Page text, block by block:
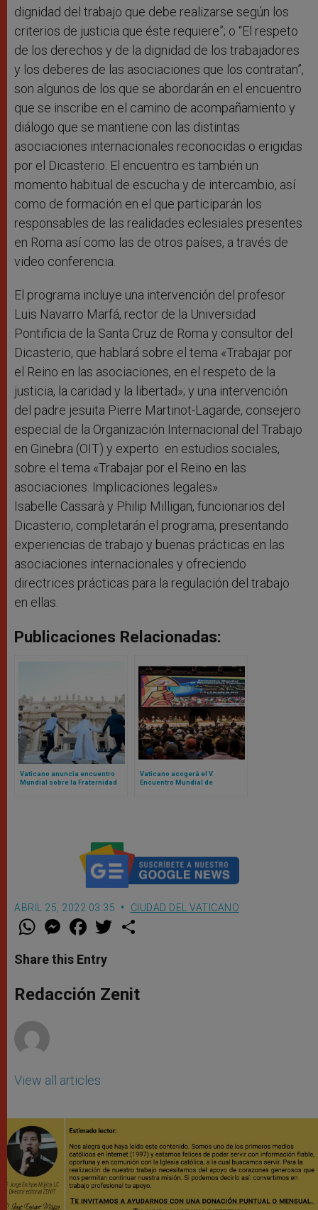
dignidad del trabajo que debe realizarse según los
criterios de justicia que éste requiere”; o “El respeto
de los derechos y de la dignidad de los trabajadores
y los deberes de las asociaciones que los contratan”,
son algunos de los que se abordarán en el encuentro
que se inscribe en el camino de acompañamiento y
diálogo que se mantiene con las distintas
asociaciones internacionales reconocidas o erigidas
por el Dicasterio. El encuentro es también un
momento habitual de escucha y de intercambio, así
como de formación en el que participarán los
responsables de las realidades eclesiales presentes
en Roma así como las de otros países, a través de
video conferencia.
El programa incluye una intervención del profesor
Luis Navarro Marfá, rector de la Universidad
Pontificia de la Santa Cruz de Roma y consultor del
Dicasterio, que hablará sobre el tema «Trabajar por
el Reino en las asociaciones, en el respeto de la
justicia, la caridad y la libertad»; y una intervención
del padre jesuita Pierre Martinot-Lagarde, consejero
especial de la Organización Internacional del Trabajo
en Ginebra (OIT) y experto en estudios sociales,
sobre el tema «Trabajar por el Reino en las
asociaciones. Implicaciones legales».
Isabelle Cassarà y Philip Milligan, funcionarios del
Dicasterio, completarán el programa, presentando
experiencias de trabajo y buenas prácticas en las
asociaciones internacionales y ofreciendo
directrices prácticas para la regulación del trabajo
en ellas.
Publicaciones Relacionadas:
Vaticano anuncia encuentro
Mundial sobre la Fraternidad
Vaticano acogerá el V
Encuentro Mundial de
ABRIL 25, 2022 03:35 CIUDAD DEL VATICANO
W
t
s
p
p
M
e
s
e
g
e
F
a
e
b
o
k
w
r
Share this Entry
Redacción Zenit
View all articles